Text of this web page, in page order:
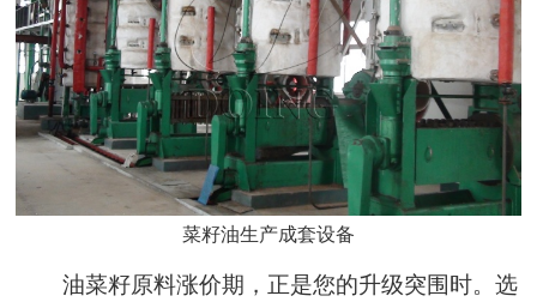
菜籽油生产成套设备
油菜籽原料涨价期，正是您的升级突围时。选